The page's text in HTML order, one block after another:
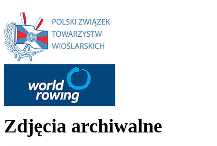
Zdjęcia archiwalne